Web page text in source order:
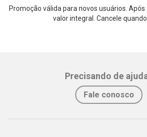
Promoção válida para novos usuários.
valor integral. Cancele
Precisando de
Fale conosco